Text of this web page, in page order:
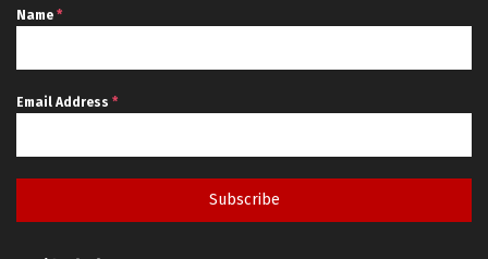
Name *
Email Address *
Subscribe